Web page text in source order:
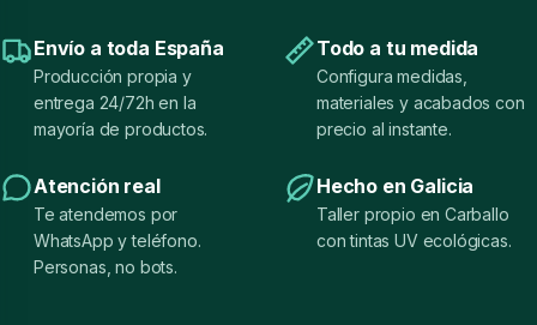
Envío a toda España
Producción propia y
entrega 24/72h en la
mayoría de productos.
Todo a tu medida
Configura medidas,
materiales y acabados con
precio al instante.
Atención real
Te atendemos por
WhatsApp y teléfono.
Personas, no bots.
Hecho en Galicia
Taller propio en Carballo
con tintas UV ecológicas.